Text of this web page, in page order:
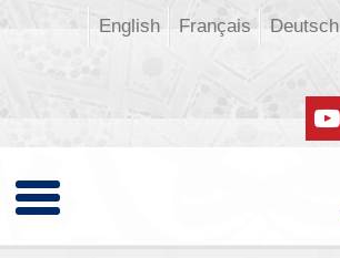
Deutsch
Français
English